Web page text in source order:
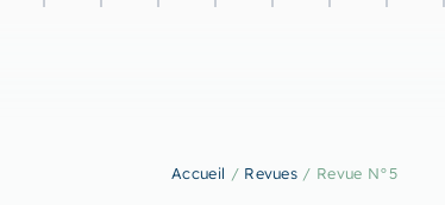
Accueil / Revues / Revue N°5